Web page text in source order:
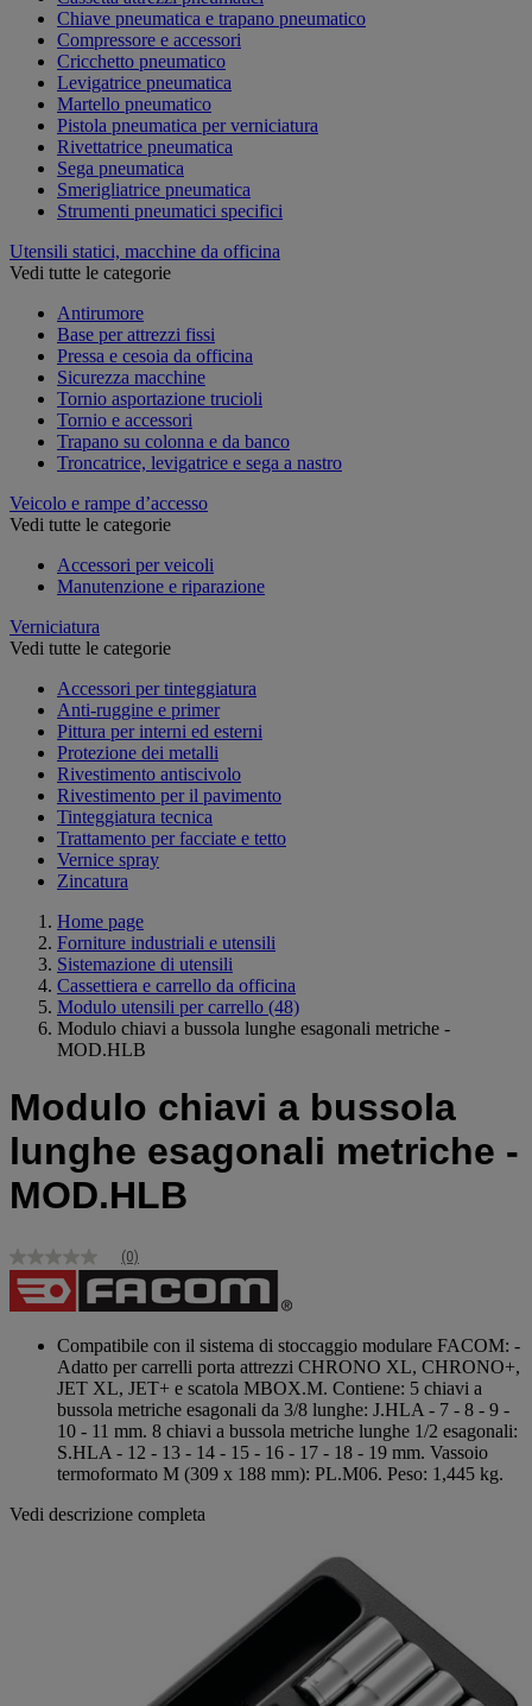
Chiave pneumatica e trapano pneumatico
Compressore e accessori
Cricchetto pneumatico
Levigatrice pneumatica
Martello pneumatico
Pistola pneumatica per verniciatura
Rivettatrice pneumatica
Sega pneumatica
Smerigliatrice pneumatica
Strumenti pneumatici specifici
Utensili statici, macchine da officina
Vedi tutte le categorie
Antirumore
Base per attrezzi fissi
Pressa e cesoia da officina
Sicurezza macchine
Tornio asportazione trucioli
Tornio e accessori
Trapano su colonna e da banco
Troncatrice, levigatrice e sega a nastro
Veicolo e rampe d’accesso
Vedi tutte le categorie
Accessori per veicoli
Manutenzione e riparazione
Verniciatura
Vedi tutte le categorie
Accessori per tinteggiatura
Anti-ruggine e primer
Pittura per interni ed esterni
Protezione dei metalli
Rivestimento antiscivolo
Rivestimento per il pavimento
Tinteggiatura tecnica
Trattamento per facciate e tetto
Vernice spray
Zincatura
Home page
Forniture industriali e utensili
Sistemazione di utensili
Cassettiera e carrello da officina
Modulo utensili per carrello (48)
Modulo chiavi a bussola lunghe esagonali metriche -
MOD.HLB
Modulo chiavi a bussola
lunghe esagonali metriche -
MOD.HLB
Nessuna
valutazione
Stesso
pagina.
(0)
Compatibile con il sistema di stoccaggio modulare FACOM: -
Adatto per carrelli porta attrezzi CHRONO XL, CHRONO+,
JET XL, JET+ e scatola MBOX.M. Contiene: 5 chiavi a
bussola metriche esagonali da 3/8 lunghe: J.HLA - 7 - 8 - 9 -
10 - 11 mm. 8 chiavi a bussola metriche lunghe 1/2 esagonali:
S.HLA - 12 - 13 - 14 - 15 - 16 - 17 - 18 - 19 mm. Vassoio
termoformato M (309 x 188 mm): PL.M06. Peso: 1,445 kg.
Vedi descrizione completa